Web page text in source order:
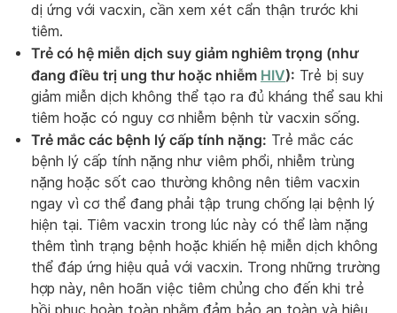
dị ứng với vacxin, cần xem xét cẩn thận trước khi
tiêm.
Trẻ có hệ miễn dịch suy giảm nghiêm trọng (như
đang điều trị ung thư hoặc nhiễm HIV): Trẻ bị suy
giảm miễn dịch không thể tạo ra đủ kháng thể sau khi
tiêm hoặc có nguy cơ nhiễm bệnh từ vacxin sống.
Trẻ mắc các bệnh lý cấp tính nặng: Trẻ mắc các
bệnh lý cấp tính nặng như viêm phổi, nhiễm trùng
nặng hoặc sốt cao thường không nên tiêm vacxin
ngay vì cơ thể đang phải tập trung chống lại bệnh lý
hiện tại. Tiêm vacxin trong lúc này có thể làm nặng
thêm tình trạng bệnh hoặc khiến hệ miễn dịch không
thể đáp ứng hiệu quả với vacxin. Trong những trường
hợp này, nên hoãn việc tiêm chủng cho đến khi trẻ